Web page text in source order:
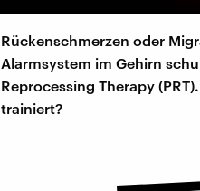
Rückenschmerzen oder
Alarmsystem im Gehirn
Reprocessing Therapy
trainiert?